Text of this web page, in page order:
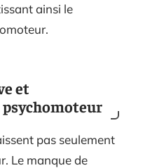
ainsi le
et
pas seulement
Le manque de